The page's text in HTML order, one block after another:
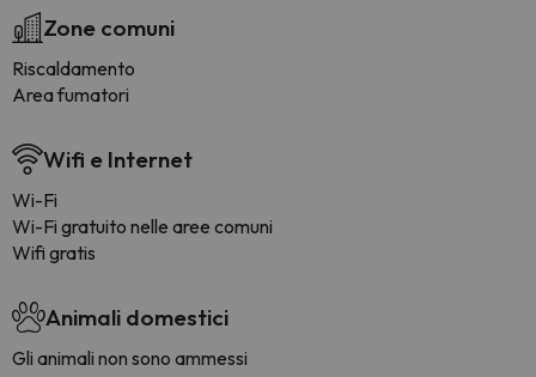
Zone comuni
Riscaldamento
Area fumatori
Wifi e Internet
Wi-Fi
Wi-Fi gratuito nelle aree comuni
Wifi gratis
Animali domestici
Gli animali non sono ammessi